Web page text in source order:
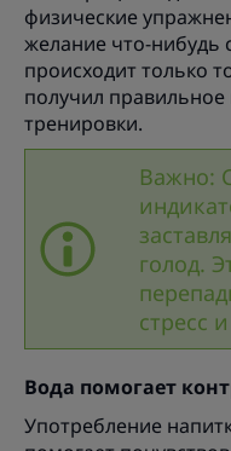
физические
желание что-нибудь
происходит только
получил
тренировки.
Важно:
голод.
стресс
Вода помогает
Употребление